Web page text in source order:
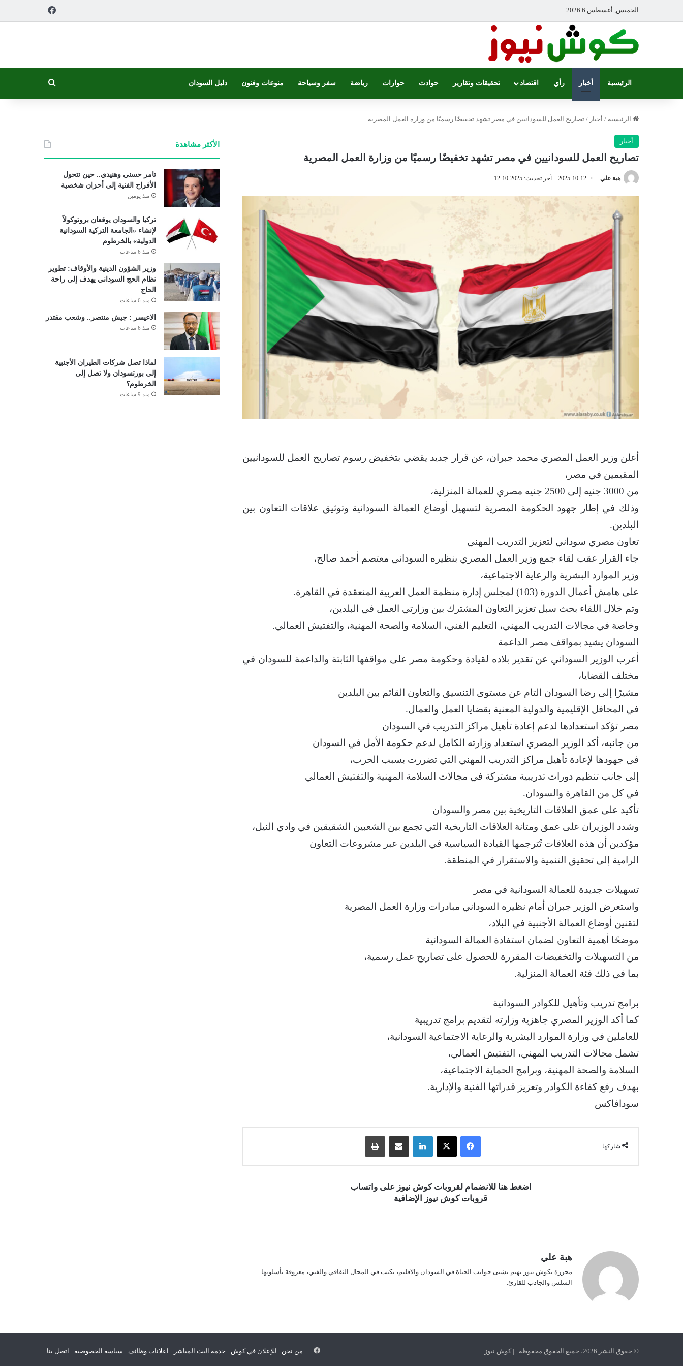
الخميس, أغسطس 6 2026
الرئيسية أخبار رأي اقتصاد تحقيقات وتقارير حوادث حوارات رياضة سفر وسياحة منوعات وفنون دليل السودان
الرئيسية / أخبار / تصاريح العمل للسودانيين في مصر تشهد تخفيضًا رسميًا من وزارة العمل المصرية
أخبار
تصاريح العمل للسودانيين في مصر تشهد تخفيضًا رسميًا من وزارة العمل المصرية
هبة علي 2025-10-12 آخر تحديث: 2025-10-12
أعلن وزير العمل المصري محمد جبران، عن قرار جديد يقضي بتخفيض رسوم تصاريح العمل للسودانيين
المقيمين في مصر،
من 3000 جنيه إلى 2500 جنيه مصري للعمالة المنزلية،
وذلك في إطار جهود الحكومة المصرية لتسهيل أوضاع العمالة السودانية وتوثيق علاقات التعاون بين
البلدين.
تعاون مصري سوداني لتعزيز التدريب المهني
جاء القرار عقب لقاء جمع وزير العمل المصري بنظيره السوداني معتصم أحمد صالح،
وزير الموارد البشرية والرعاية الاجتماعية،
على هامش أعمال الدورة (103) لمجلس إدارة منظمة العمل العربية المنعقدة في القاهرة.
وتم خلال اللقاء بحث سبل تعزيز التعاون المشترك بين وزارتي العمل في البلدين،
وخاصة في مجالات التدريب المهني، التعليم الفني، السلامة والصحة المهنية، والتفتيش العمالي.
السودان يشيد بمواقف مصر الداعمة
أعرب الوزير السوداني عن تقدير بلاده لقيادة وحكومة مصر على مواقفها الثابتة والداعمة للسودان في
مختلف القضايا،
مشيرًا إلى رضا السودان التام عن مستوى التنسيق والتعاون القائم بين البلدين
في المحافل الإقليمية والدولية المعنية بقضايا العمل والعمال.
مصر تؤكد استعدادها لدعم إعادة تأهيل مراكز التدريب في السودان
من جانبه، أكد الوزير المصري استعداد وزارته الكامل لدعم حكومة الأمل في السودان
في جهودها لإعادة تأهيل مراكز التدريب المهني التي تضررت بسبب الحرب،
إلى جانب تنظيم دورات تدريبية مشتركة في مجالات السلامة المهنية والتفتيش العمالي
في كل من القاهرة والسودان.
تأكيد على عمق العلاقات التاريخية بين مصر والسودان
وشدد الوزيران على عمق ومتانة العلاقات التاريخية التي تجمع بين الشعبين الشقيقين في وادي النيل،
مؤكدين أن هذه العلاقات تُترجمها القيادة السياسية في البلدين عبر مشروعات التعاون
الرامية إلى تحقيق التنمية والاستقرار في المنطقة.
تسهيلات جديدة للعمالة السودانية في مصر
واستعرض الوزير جبران أمام نظيره السوداني مبادرات وزارة العمل المصرية
لتقنين أوضاع العمالة الأجنبية في البلاد،
موضحًا أهمية التعاون لضمان استفادة العمالة السودانية
من التسهيلات والتخفيضات المقررة للحصول على تصاريح عمل رسمية،
بما في ذلك فئة العمالة المنزلية.
برامج تدريب وتأهيل للكوادر السودانية
كما أكد الوزير المصري جاهزية وزارته لتقديم برامج تدريبية
للعاملين في وزارة الموارد البشرية والرعاية الاجتماعية السودانية،
تشمل مجالات التدريب المهني، التفتيش العمالي،
السلامة والصحة المهنية، وبرامج الحماية الاجتماعية،
بهدف رفع كفاءة الكوادر وتعزيز قدراتها الفنية والإدارية.
سودافاكس
شاركها
فيسبوك ‫X لينكدإن مشاركة عبر البريد
اضغط هنا للانضمام لقروبات كوش نيوز على واتساب
قروبات كوش نيوز الإضافية
هبة علي
محررة بكوش نيوز تهتم بشتى جوانب الحياة في السودان والاقليم، تكتب في المجال الثقافي والفني، معروفة بأسلوبها
السلس والجاذب للقارئ.
الأكثر مشاهدة
تامر حسني وهنيدي.. حين تتحول
الأفراح الفنية إلى أحزان شخصية
منذ يومين
تركيا والسودان يوقعان بروتوكولاً
لإنشاء «الجامعة التركية السودانية
الدولية» بالخرطوم
منذ 6 ساعات
وزير الشؤون الدينية والأوقاف: تطوير
نظام الحج السوداني يهدف إلى راحة
الحاج
منذ 6 ساعات
الاعيسر : جيش منتصر.. وشعب مقتدر
منذ 6 ساعات
لماذا تصل شركات الطيران الأجنبية
إلى بورتسودان ولا تصل إلى
الخرطوم؟
منذ 9 ساعات
© حقوق النشر 2026، جميع الحقوق محفوظة | كوش نيوز من نحن للإعلان في كوش خدمة البث المباشر اعلانات وظائف سياسة الخصوصية اتصل بنا فيسبوك